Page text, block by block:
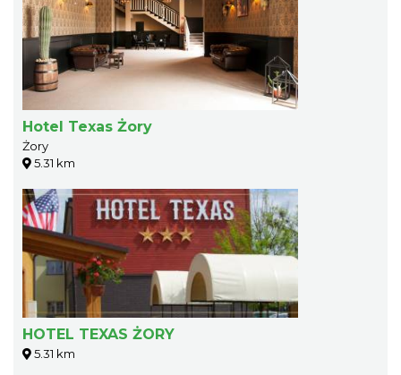
Hotel Texas Żory
Żory
5.31 km
HOTEL TEXAS ŻORY
5.31 km